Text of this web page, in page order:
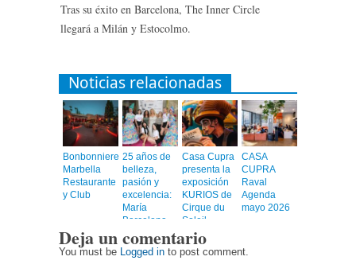
Tras su éxito en Barcelona, The Inner Circle
llegará a Milán y Estocolmo.
Noticias relacionadas
Bonbonniere
Marbella
Restaurante
y Club
25 años de
belleza,
pasión y
excelencia:
María
Barcelona
Peluquerías
celebra por
todo lo alto
Casa Cupra
presenta la
exposición
KURIOS de
Cirque du
Soleil
CASA
CUPRA
Raval
Agenda
mayo 2026
Deja un comentario
You must be Logged in to post comment.